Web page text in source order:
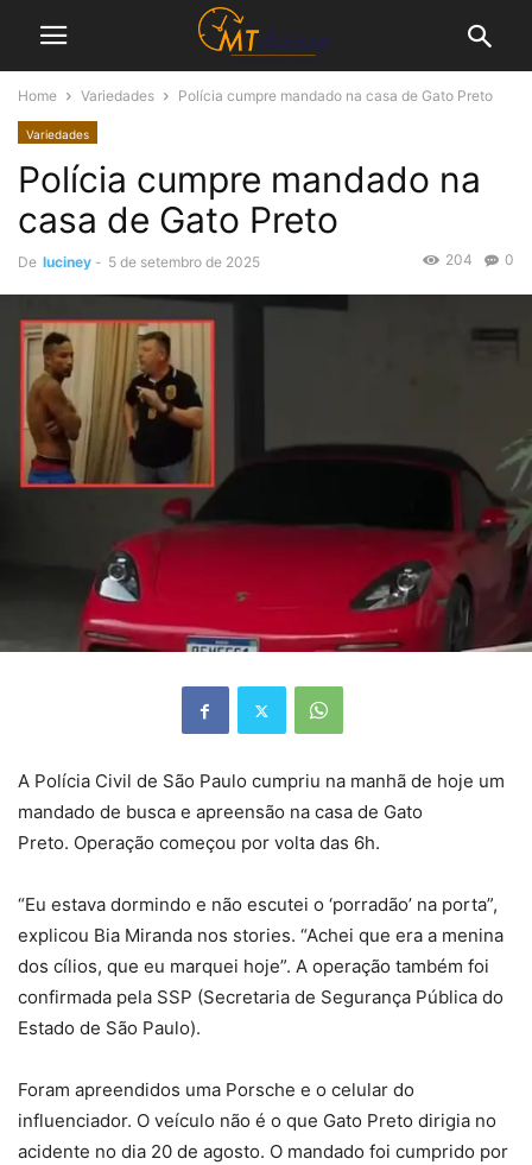
Home Variedades Polícia cumpre mandado na casa de Gato Preto
Variedades
Polícia cumpre mandado na
casa de Gato Preto
De luciney - 5 de setembro de 2025 0
204
A Polícia Civil de São Paulo cumpriu na manhã de hoje um
mandado de busca e apreensão na casa de Gato
Preto. Operação começou por volta das 6h.
“Eu estava dormindo e não escutei o ‘porradão’ na porta”,
explicou Bia Miranda nos stories. “Achei que era a menina
dos cílios, que eu marquei hoje”. A operação também foi
confirmada pela SSP (Secretaria de Segurança Pública do
Estado de São Paulo).
Foram apreendidos uma Porsche e o celular do
influenciador. O veículo não é o que Gato Preto dirigia no
acidente no dia 20 de agosto. O mandado foi cumprido por